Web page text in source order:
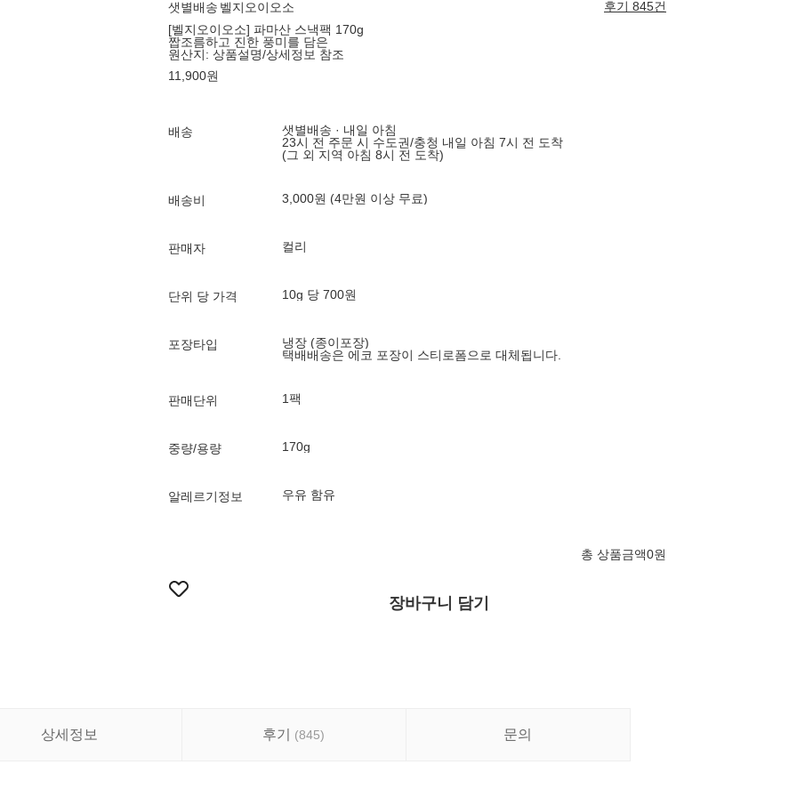
샛별배송 벨지오이오소
후기 845건
[벨지오이오소] 파마산 스낵팩 170g
짭조름하고 진한 풍미를 담은
원산지: 상품설명/상세정보 참조
11,900원
배송
샛별배송 · 내일 아침
23시 전 주문 시 수도권/충청 내일 아침 7시 전 도착
(그 외 지역 아침 8시 전 도착)
배송비 3,000원 (4만원 이상 무료)
판매자 컬리
단위 당 가격 10g 당 700원
포장타입
냉장 (종이포장)
택배배송은 에코 포장이 스티로폼으로 대체됩니다.
판매단위 1팩
중량/용량 170g
알레르기정보 우유 함유
총 상품금액0원
장바구니 담기
상세정보 후기 (845) 문의